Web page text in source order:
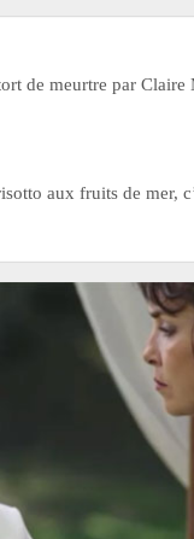
de meurtre par
aux fruits de mer,